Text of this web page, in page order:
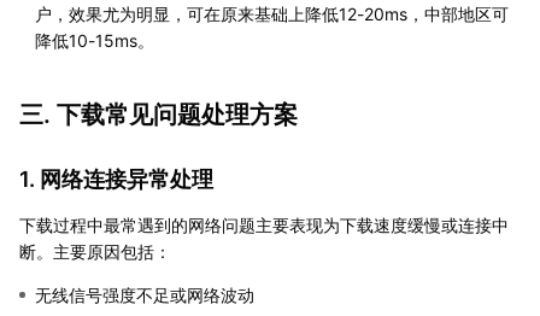
户，效果尤为明显，可在原来基础上降低12-20ms，中部地区可
降低10-15ms。
三. 下载常见问题处理方案
1. 网络连接异常处理
下载过程中最常遇到的网络问题主要表现为下载速度缓慢或连接中
断。主要原因包括：
无线信号强度不足或网络波动